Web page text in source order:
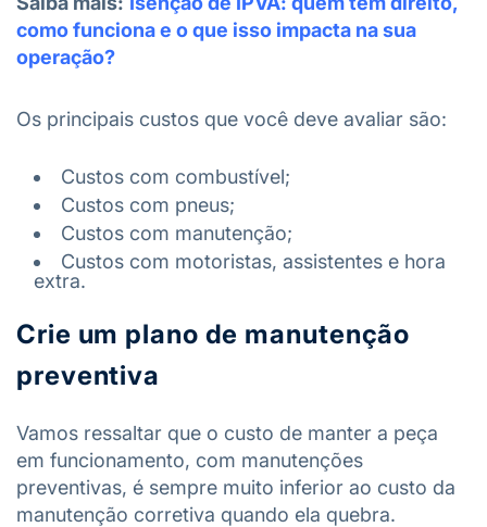
como funciona e o que isso impacta na sua
operação?
Os principais custos que você deve avaliar são:
Custos com combustível;
Custos com pneus;
Custos com manutenção;
Custos com motoristas, assistentes e hora
extra.
Crie um plano de manutenção
preventiva
Vamos ressaltar que o custo de manter a peça
em funcionamento, com manutenções
preventivas, é sempre muito inferior ao custo da
manutenção corretiva quando ela quebra.